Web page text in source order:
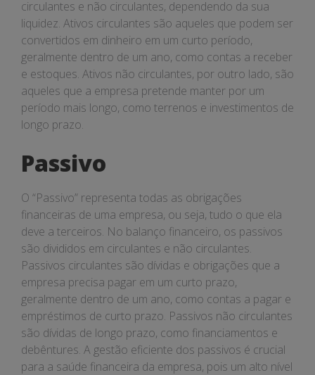
circulantes e não circulantes, dependendo da sua
liquidez. Ativos circulantes são aqueles que podem ser
convertidos em dinheiro em um curto período,
geralmente dentro de um ano, como contas a receber
e estoques. Ativos não circulantes, por outro lado, são
aqueles que a empresa pretende manter por um
período mais longo, como terrenos e investimentos de
longo prazo.
Passivo
O “Passivo” representa todas as obrigações
financeiras de uma empresa, ou seja, tudo o que ela
deve a terceiros. No balanço financeiro, os passivos
são divididos em circulantes e não circulantes.
Passivos circulantes são dívidas e obrigações que a
empresa precisa pagar em um curto prazo,
geralmente dentro de um ano, como contas a pagar e
empréstimos de curto prazo. Passivos não circulantes
são dívidas de longo prazo, como financiamentos e
debêntures. A gestão eficiente dos passivos é crucial
para a saúde financeira da empresa, pois um alto nível